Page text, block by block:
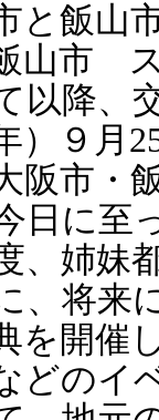
飯山
山市
以降、
年）９
阪市・
日に至
、姉妹
、将来
を開催
どのイ